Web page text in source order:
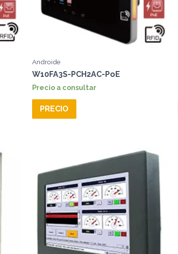
Androide
W10FA3S-PCH2AC-PoE
Precio a consultar
PRECIO